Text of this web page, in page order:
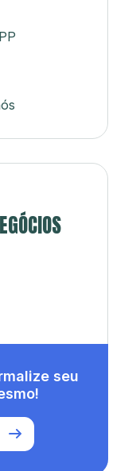
seu